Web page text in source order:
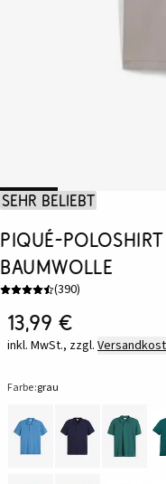
Sehr beliebt
Piqué-
Baumwolle
(390)
13,99 €
inkl. MwSt., zzgl.
Farbe:grau